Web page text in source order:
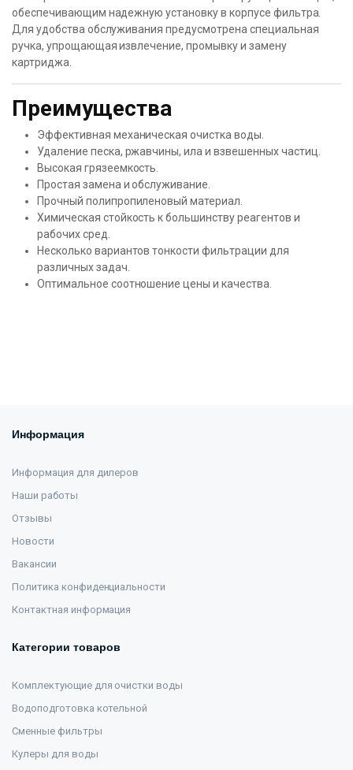
обеспечивающим надежную установку в корпусе фильтра.
Для удобства обслуживания предусмотрена специальная
ручка, упрощающая извлечение, промывку и замену
картриджа.
Преимущества
Эффективная механическая очистка воды.
Удаление песка, ржавчины, ила и взвешенных частиц.
Высокая грязеемкость.
Простая замена и обслуживание.
Прочный полипропиленовый материал.
Химическая стойкость к большинству реагентов и
рабочих сред.
Несколько вариантов тонкости фильтрации для
различных задач.
Оптимальное соотношение цены и качества.
Информация
Информация для дилеров
Наши работы
Отзывы
Новости
Вакансии
Политика конфиденциальности
Контактная информация
Категории товаров
Комплектующие для очистки воды
Водоподготовка котельной
Сменные фильтры
Кулеры для воды